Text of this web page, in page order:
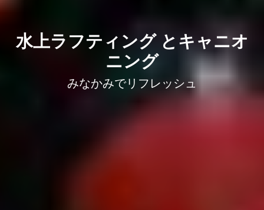
水上ラフティング とキャニオ
ニング
みなかみでリフレッシュ